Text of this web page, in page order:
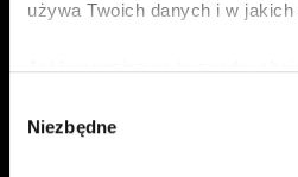
używa Twoich danych i w
Jeśli wyrazisz na to zgodę,
geograficznej z
zgody
Niezbędne
Dodaj plik
Możesz załączyć do zgłoszenia
Limit: 12 MB.